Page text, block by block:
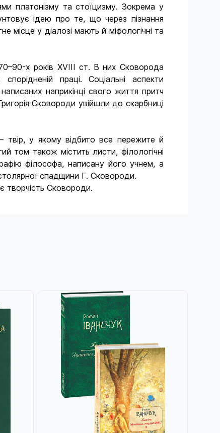
платонізму та стоїцизму. Зокрема у
ідею про те, що через пізнання
у діалозі мають й міфологічні та
х років XVIII ст. В них Сковорода
праці. Соціальні аспекти
наприкінці свого життя притч
Сковороди увійшли до скарбниці
твір, у якому відбито все пережите й
том також містить листи, філологічні
філософа, написану його учнем, а
спадщини Г. Сковороди.
творчість Сковороди.